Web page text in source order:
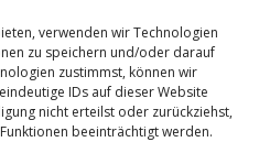
verwenden wir Technologien
zu speichern und/oder darauf
zustimmst, können wir
IDs auf dieser Website
nicht erteilst oder zurückziehst,
beeinträchtigt werden.
Impulse und
Entwicklung.Jetzt